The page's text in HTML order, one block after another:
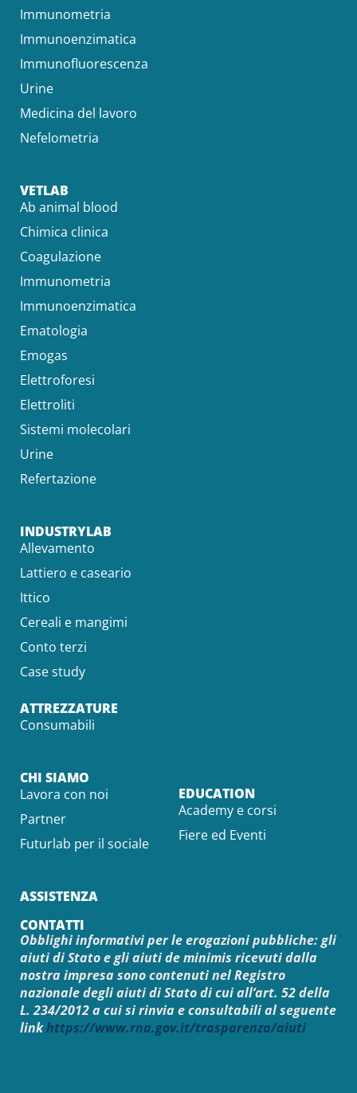
Immunometria
Immunoenzimatica
Immunofluorescenza
Urine
Medicina del lavoro
Nefelometria
VETLAB
Ab animal blood
Chimica clinica
Coagulazione
Immunometria
Immunoenzimatica
Ematologia
Emogas
Elettroforesi
Elettroliti
Sistemi molecolari
Urine
Refertazione
INDUSTRYLAB
Allevamento
Lattiero e caseario
Ittico
Cereali e mangimi
Conto terzi
Case study
ATTREZZATURE
Consumabili
CHI SIAMO
Lavora con noi
Partner
Futurlab per il sociale
EDUCATION
Academy e corsi
Fiere ed Eventi
ASSISTENZA
CONTATTI
Obblighi informativi per le erogazioni pubbliche: gli
aiuti di Stato e gli aiuti de minimis ricevuti dalla
nostra impresa sono contenuti nel Registro
nazionale degli aiuti di Stato di cui all’art. 52 della
L. 234/2012 a cui si rinvia e consultabili al seguente
linkhttps://www.rna.gov.it/trasparenza/aiuti